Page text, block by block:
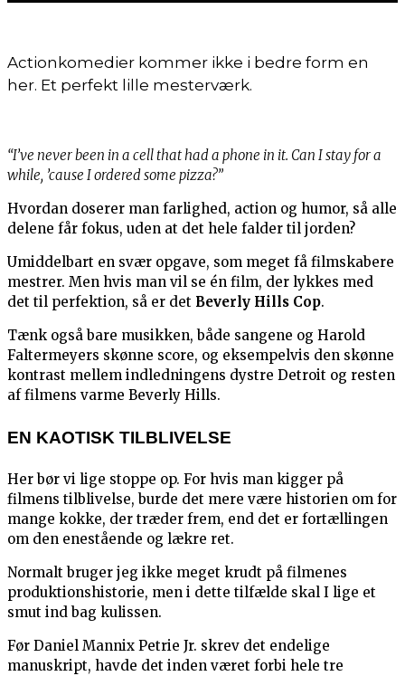
Actionkomedier kommer ikke i bedre form en
her. Et perfekt lille mesterværk.
“I’ve never been in a cell that had a phone in it. Can I stay for a
while, ’cause I ordered some pizza?”
Hvordan doserer man farlighed, action og humor, så alle
delene får fokus, uden at det hele falder til jorden?
Umiddelbart en svær opgave, som meget få filmskabere
mestrer. Men hvis man vil se én film, der lykkes med
det til perfektion, så er det Beverly Hills Cop.
Tænk også bare musikken, både sangene og Harold
Faltermeyers skønne score, og eksempelvis den skønne
kontrast mellem indledningens dystre Detroit og resten
af filmens varme Beverly Hills.
EN KAOTISK TILBLIVELSE
Her bør vi lige stoppe op. For hvis man kigger på
filmens tilblivelse, burde det mere være historien om for
mange kokke, der træder frem, end det er fortællingen
om den enestående og lækre ret.
Normalt bruger jeg ikke meget krudt på filmenes
produktionshistorie, men i dette tilfælde skal I lige et
smut ind bag kulissen.
Før Daniel Mannix Petrie Jr. skrev det endelige
manuskript, havde det inden været forbi hele tre